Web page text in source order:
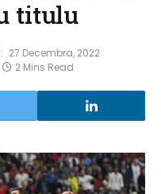
titulu
27 Decembra, 2022
2 Mins Read